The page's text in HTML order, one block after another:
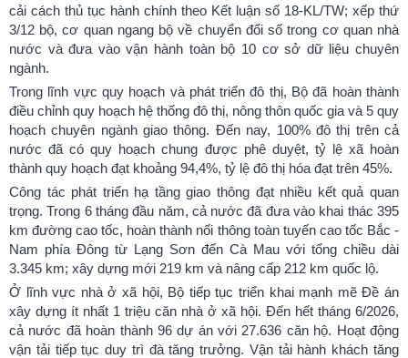
cải cách thủ tục hành chính theo Kết luận số 18-KL/TW; xếp thứ
3/12 bộ, cơ quan ngang bộ về chuyển đổi số trong cơ quan nhà
nước và đưa vào vận hành toàn bộ 10 cơ sở dữ liệu chuyên
ngành.
Trong lĩnh vực quy hoạch và phát triển đô thị, Bộ đã hoàn thành
điều chỉnh quy hoạch hệ thống đô thị, nông thôn quốc gia và 5 quy
hoạch chuyên ngành giao thông. Đến nay, 100% đô thị trên cả
nước đã có quy hoạch chung được phê duyệt, tỷ lệ xã hoàn
thành quy hoạch đạt khoảng 94,4%, tỷ lệ đô thị hóa đạt trên 45%.
Công tác phát triển hạ tầng giao thông đạt nhiều kết quả quan
trọng. Trong 6 tháng đầu năm, cả nước đã đưa vào khai thác 395
km đường cao tốc, hoàn thành nối thông toàn tuyến cao tốc Bắc -
Nam phía Đông từ Lạng Sơn đến Cà Mau với tổng chiều dài
3.345 km; xây dựng mới 219 km và nâng cấp 212 km quốc lộ.
Ở lĩnh vực nhà ở xã hội, Bộ tiếp tục triển khai mạnh mẽ Đề án
xây dựng ít nhất 1 triệu căn nhà ở xã hội. Đến hết tháng 6/2026,
cả nước đã hoàn thành 96 dự án với 27.636 căn hộ. Hoạt động
vận tải tiếp tục duy trì đà tăng trưởng. Vận tải hành khách tăng